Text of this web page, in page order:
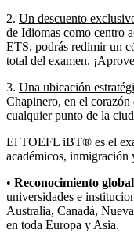
2. Un descuento
de Idiomas como centro
ETS, podrás redimir un
total del examen.
3. Una ubicación
Chapinero, en el
cualquier punto de la
El TOEFL iBT® es el
académicos, inmigración
• Reconocimiento
universidades e
Australia, Canadá,
en toda Europa y Asia.